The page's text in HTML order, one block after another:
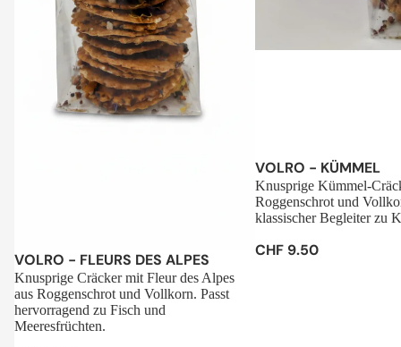
Sale
VOLRO - FLEURS DES ALPES
Knusprige Cräcker mit Fleur des Alpes
aus Roggenschrot und Vollkorn. Passt
hervorragend zu Fisch und
Meeresfrüchten.
VOLRO - KÜMMEL
Knusprige Kümmel-
Roggenschrot und
klassischer Begleiter zu
CHF 9.50